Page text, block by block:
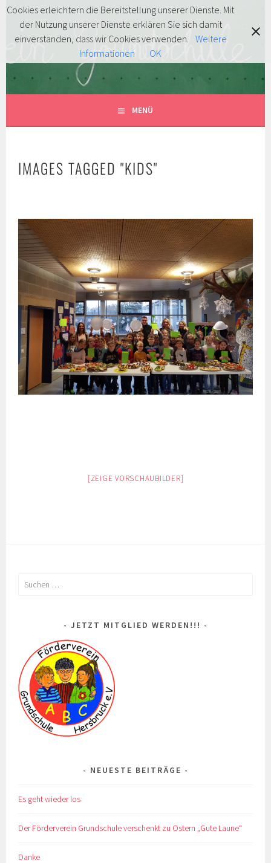
Springe
zum
Inhalt
FÖRDERVEREIN
GRUNDSCHULE HERSBRUCK
E.V.
MITENTDECKEN … MITLACHEN … MITMACHEN!
MENÜ
IMAGES TAGGED "KIDS"
[ZEIGE VORSCHAUBILDER]
Suchen
JETZT MITGLIED WERDEN!!!
NEUESTE BEITRÄGE
Es geht wieder los
Der Förderverein Grundschule verschenkt zu Ostern „Gute Laune“
Danke
Cookies erleichtern die Bereitstellung unserer Dienste. Mit
der Nutzung unserer Dienste erklären Sie sich damit
einverstanden, dass wir Cookies verwenden. Weitere
Informationen
OK